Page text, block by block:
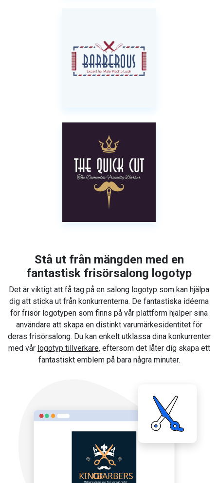
Stå ut från mängden med en
fantastisk frisörsalong logotyp
Det är viktigt att få tag på en salong logotyp som kan hjälpa
dig att sticka ut från konkurrenterna. De fantastiska idéerna
för frisör logotypen som finns på vår plattform hjälper sina
användare att skapa en distinkt varumärkesidentitet för
deras frisörsalong. Du kan enkelt utklassa dina konkurrenter
med vår logotyp tillverkare, eftersom det låter dig skapa ett
fantastiskt emblem på bara några minuter.